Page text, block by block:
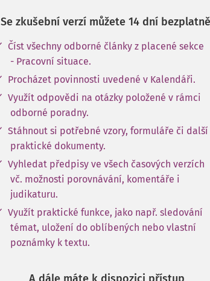
Se zkušební verzí můžete 14 dní
Číst všechny odborné články z placené sekce
- Pracovní situace.
Procházet povinnosti uvedené v Kalendáři.
Využít odpovědi na otázky položené v rámci
odborné poradny.
Stáhnout si potřebné vzory, formuláře či další
praktické dokumenty.
Vyhledat předpisy ve všech časových verzích
vč. možnosti porovnávání, komentáře i
judikaturu.
Využít praktické funkce, jako např. sledování
témat, uložení do oblíbených nebo vlastní
poznámky k textu.